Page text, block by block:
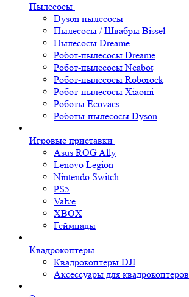
Пылесосы
Dyson пылесосы
Пылесосы / Швабры Bissel
Пылесосы Dreame
Робот-пылесосы Dreame
Робот-пылесосы Neabot
Робот-пылесосы Roborock
Робот-пылесосы Xiaomi
Роботы Ecovacs
Роботы-пылесосы Dyson
Игровые приставки
Asus ROG Ally
Lenovo Legion
Nintendo Switch
PS5
Valve
XBOX
Геймпады
Квадрокоптеры
Квадрокоптеры DJI
Аксессуары для квадрокоптеров